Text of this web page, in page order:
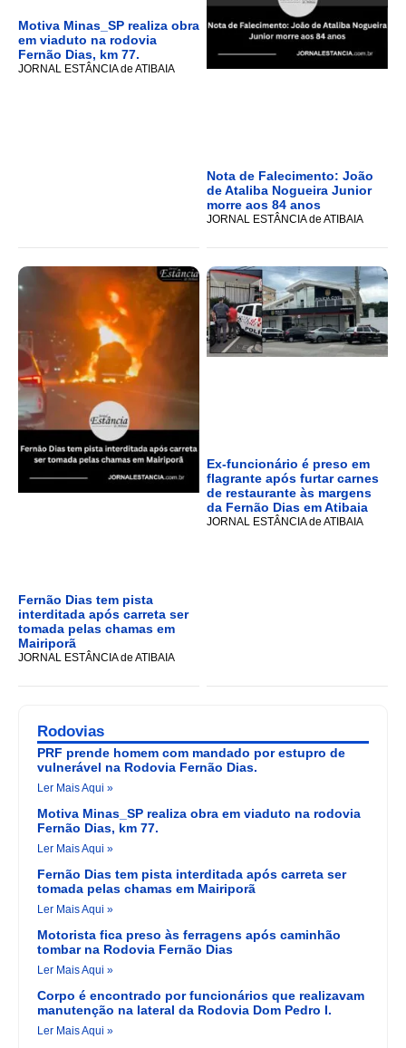
Motiva Minas_SP realiza obra
em viaduto na rodovia
Fernão Dias, km 77.
JORNAL ESTÂNCIA de ATIBAIA
Nota de Falecimento: João
de Ataliba Nogueira Junior
morre aos 84 anos
JORNAL ESTÂNCIA de ATIBAIA
Fernão Dias tem pista
interditada após carreta ser
tomada pelas chamas em
Mairiporã
JORNAL ESTÂNCIA de ATIBAIA
Ex-funcionário é preso em
flagrante após furtar carnes
de restaurante às margens
da Fernão Dias em Atibaia
JORNAL ESTÂNCIA de ATIBAIA
Rodovias
PRF prende homem com mandado por estupro de
vulnerável na Rodovia Fernão Dias.
Ler Mais Aqui »
Motiva Minas_SP realiza obra em viaduto na rodovia
Fernão Dias, km 77.
Ler Mais Aqui »
Fernão Dias tem pista interditada após carreta ser
tomada pelas chamas em Mairiporã
Ler Mais Aqui »
Motorista fica preso às ferragens após caminhão
tombar na Rodovia Fernão Dias
Ler Mais Aqui »
Corpo é encontrado por funcionários que realizavam
manutenção na lateral da Rodovia Dom Pedro I.
Ler Mais Aqui »